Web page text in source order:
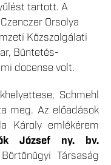
tartott. A
Orsolya
Közszolgálati
Büntetés-
docense volt.
Schmehl
meg. Az előadások
Károly emlékérem
József ny. bv.
Társaság